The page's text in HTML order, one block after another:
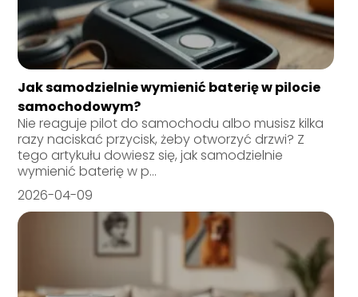
Jak samodzielnie wymienić baterię w pilocie
samochodowym?
Nie reaguje pilot do samochodu albo musisz kilka
razy naciskać przycisk, żeby otworzyć drzwi? Z
tego artykułu dowiesz się, jak samodzielnie
wymienić baterię w p...
2026-04-09